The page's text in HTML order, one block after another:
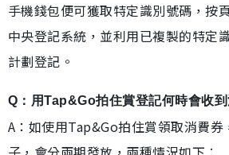
手機錢包便可獲取特定識別號碼，按
中央登記系統，並利用已複製的特定
計劃登記。
Q：用Tap&Go拍住賞登記何時會收到
A：如使用Tap&Go拍住賞領取消費券